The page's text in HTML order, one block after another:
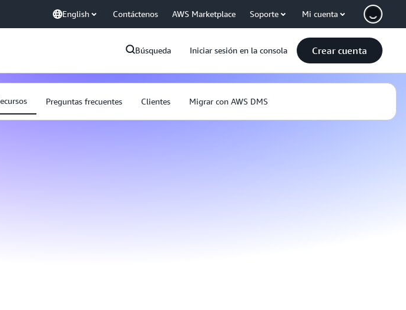
English Contáctenos AWS Marketplace Soporte Mi cuenta
Búsqueda Iniciar sesión en la consola Crear cuenta
Preguntas frecuentes Clientes Migrar con AWS DMS